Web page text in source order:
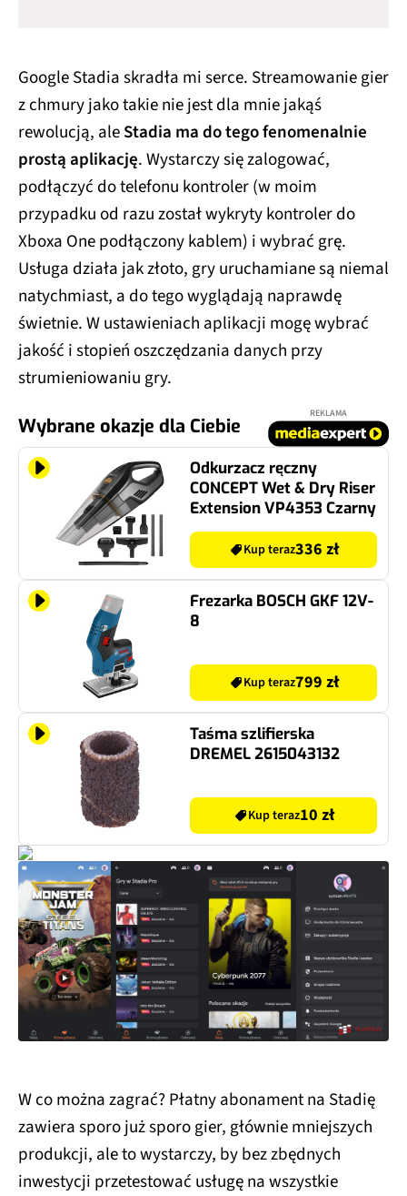
Google Stadia skradła mi serce. Streamowanie gier
z chmury jako takie nie jest dla mnie jakąś
rewolucją, aleStadia ma do tego fenomenalnie
prostą aplikację. Wystarczy się zalogować,
podłączyć do telefonu kontroler (w moim
przypadku od razu został wykryty kontroler do
Xboxa One podłączony kablem) i wybrać grę.
Usługa działa jak złoto, gry uruchamiane są niemal
natychmiast, a do tego wyglądają naprawdę
świetnie. W ustawieniach aplikacji mogę wybrać
jakość i stopień oszczędzania danych przy
strumieniowaniu gry.
Wybrane okazje dla Ciebie
REKLAMA
Odkurzacz ręczny
CONCEPT Wet & Dry Riser
Extension VP4353 Czarny
Kup teraz336 zł
Frezarka BOSCH GKF 12V-
8
Kup teraz799 zł
Taśma szlifierska
DREMEL 2615043132
Kup teraz10 zł
W co można zagrać? Płatny abonament na Stadię
zawiera sporo już sporo gier, głównie mniejszych
produkcji, ale to wystarczy, by bez zbędnych
inwestycji przetestować usługę na wszystkie